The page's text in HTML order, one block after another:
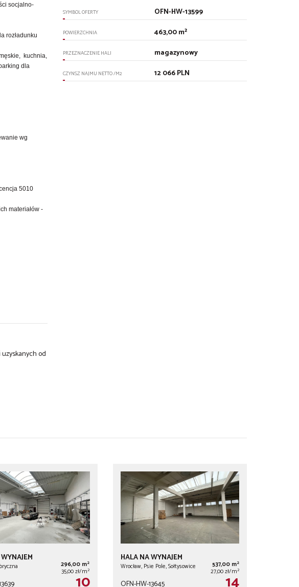
socjalno-
rozładunku
kuchnia,
dla
wg
5010
materiałów -
od
SYMBOL OFERTY OFN-HW-13599
POWIERZCHNIA 463,00 m²
PRZEZNACZENIE HALI magazynowy
CZYNSZ NAJMU NETTO /M2 12 066 PLN
296,00 m2
35,00 zł/m2
HALA NA WYNAJEM
Wrocław, Psie Pole, Sołtysowice 537,00 m2
27,00 zł/m2
OFN-HW-13645